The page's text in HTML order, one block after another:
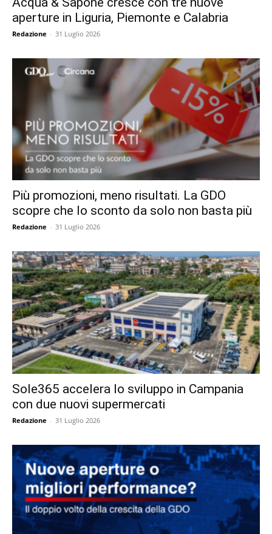
aperture in Liguria, Piemonte e Calabria
Redazione - 31 Luglio 2026
Più promozioni, meno risultati. La GDO
scopre che lo sconto da solo non basta più
Redazione - 31 Luglio 2026
Sole365 accelera lo sviluppo in Campania
con due nuovi supermercati
Redazione - 31 Luglio 2026